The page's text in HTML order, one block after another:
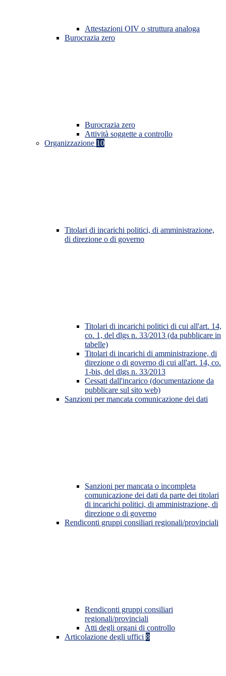
Attestazioni OIV o struttura analoga
Burocrazia zero
Burocrazia zero
Attività soggette a controllo
Organizzazione 10
Titolari di incarichi politici, di amministrazione,
di direzione o di governo
Titolari di incarichi politici di cui all'art. 14,
co. 1, del dlgs n. 33/2013 (da pubblicare in
tabelle)
Titolari di incarichi di amministrazione, di
direzione o di governo di cui all'art. 14, co.
1-bis, del dlgs n. 33/2013
Cessati dall'incarico (documentazione da
pubblicare sul sito web)
Sanzioni per mancata comunicazione dei dati
Sanzioni per mancata o incompleta
comunicazione dei dati da parte dei titolari
di incarichi politici, di amministrazione, di
direzione o di governo
Rendiconti gruppi consiliari regionali/provinciali
Rendiconti gruppi consiliari
regionali/provinciali
Atti degli organi di controllo
Articolazione degli uffici 8